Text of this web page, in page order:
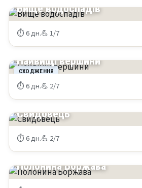
Вище водоспадів
⏱ 6 дн.💪 1/7
СХОДЖЕННЯ
КАРПАТИ
Найвищі вершини
⏱ 6 дн.💪 2/7
КАРПАТИ
Свидовець
⏱ 6 дн.💪 2/7
КАРПАТИ
Полонина Боржава